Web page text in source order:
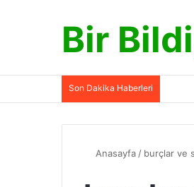
Bir
Son Dakika Haberleri
Anasayfa / burçlar ve